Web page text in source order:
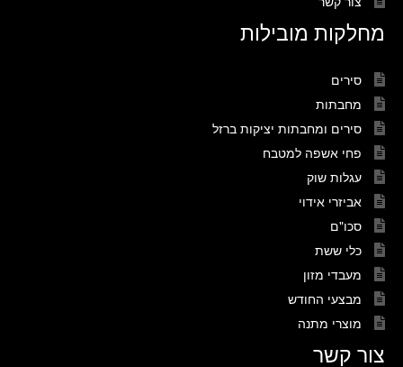
מחלקות מובילות
סירים
מחבתות
סירים ומחבתות יציקות ברזל
פחי אשפה למטבח
עגלות שוק
אביזרי אידוי
סכו"ם
כלי ששת
מעבדי מזון
מבצעי החודש
מוצרי מתנה
צור קשר